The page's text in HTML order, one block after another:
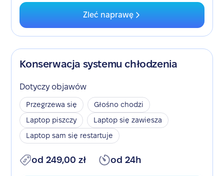
Zleć naprawę
Konserwacja systemu chłodzenia
Dotyczy objawów
Przegrzewa się
Głośno chodzi
Laptop piszczy
Laptop się zawiesza
Laptop sam się restartuje
od 249,00 zł od 24h